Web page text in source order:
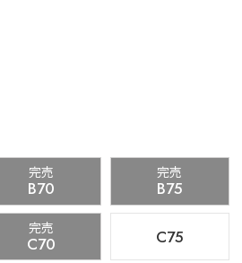
完売
B70
完売
B75
完売
C70 C75